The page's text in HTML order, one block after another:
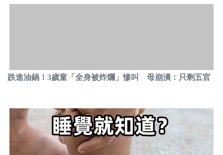
跌進油鍋！3歲童「全身被炸爛」慘叫 母崩潰：只剩五官